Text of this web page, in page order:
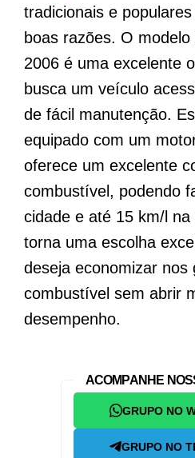
tradicionais e
boas razões. O
2006 é uma excelente
busca um veículo
de fácil manutenção.
equipado com um
oferece um excelente
combustível, podendo
cidade e até 15 km/l
torna uma escolha
deseja economizar nos
combustível sem abrir
desempenho.
ACOMPANHE
GRUPO NO
GRUPO NO